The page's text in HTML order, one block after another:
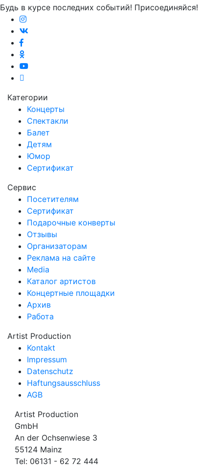
Будь в курсе последних событий! Присоединяйся!
Категории
Концерты
Спектакли
Балет
Детям
Юмор
Сертификат
Сервис
Посетителям
Сертификат
Подарочные конверты
Отзывы
Организаторам
Реклама на сайте
Media
Каталог артистов
Концертные площадки
Архив
Работа
Artist Production
Kontakt
Impressum
Datenschutz
Haftungsausschluss
AGB
Artist Production
GmbH
An der Ochsenwiese 3
55124 Mainz
Tel: 06131 - 62 72 444